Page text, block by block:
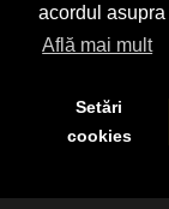
acordul
Află mai mult
Setări
cookies